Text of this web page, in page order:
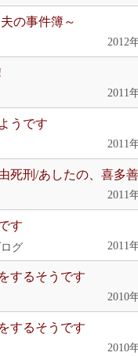
の事件簿～
2012
2011
うです
2011
死刑/あしたの、喜多善
2011
す
グ 2011
するそうです
2010
するそうです
2010